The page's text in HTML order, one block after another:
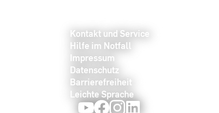
Kontakt und Service
Hilfe im Notfall
Impressum
Datenschutz
Barrierefreiheit
Leichte Sprache
YoutubeFacebookInstagram